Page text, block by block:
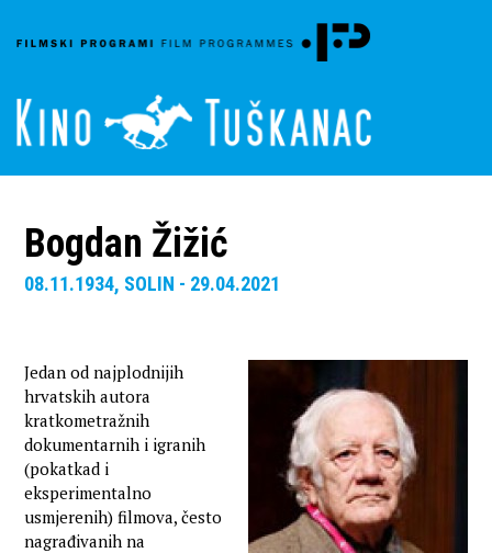
Bogdan Žižić
08.11.1934, SOLIN - 29.04.2021
Jedan od najplodnijih
hrvatskih autora
kratkometražnih
dokumentarnih i igranih
(pokatkad i
eksperimentalno
usmjerenih) filmova, često
nagrađivanih na